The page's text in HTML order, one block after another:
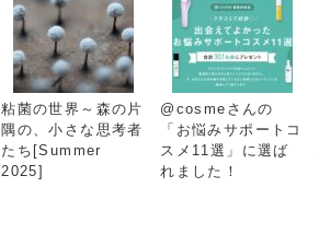
粘菌の世界～森の片
隅の、小さな思考者
たち[Summer
2025]
@cosmeさんの
「お悩みサポートコ
スメ11選」に選ば
れました！